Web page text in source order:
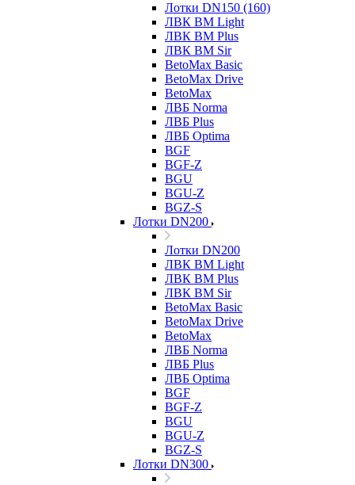
Лотки DN150 (160)
ЛВК ВМ Light
ЛВК ВМ Plus
ЛВК ВМ Sir
BetoMax Basic
BetoMax Drive
BetoMax
ЛВБ Norma
ЛВБ Plus
ЛВБ Optima
BGF
BGF-Z
BGU
BGU-Z
BGZ-S
Лотки DN200
Лотки DN200
ЛВК ВМ Light
ЛВК ВМ Plus
ЛВК ВМ Sir
BetoMax Basic
BetoMax Drive
BetoMax
ЛВБ Norma
ЛВБ Plus
ЛВБ Optima
BGF
BGF-Z
BGU
BGU-Z
BGZ-S
Лотки DN300